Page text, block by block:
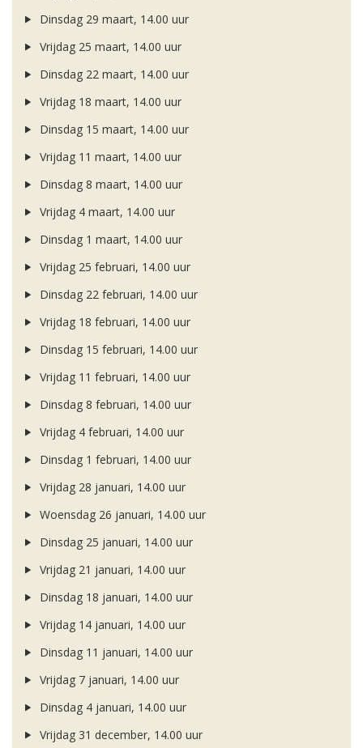
Dinsdag 29 maart, 14.00 uur
Vrijdag 25 maart, 14.00 uur
Dinsdag 22 maart, 14.00 uur
Vrijdag 18 maart, 14.00 uur
Dinsdag 15 maart, 14.00 uur
Vrijdag 11 maart, 14.00 uur
Dinsdag 8 maart, 14.00 uur
Vrijdag 4 maart, 14.00 uur
Dinsdag 1 maart, 14.00 uur
Vrijdag 25 februari, 14.00 uur
Dinsdag 22 februari, 14.00 uur
Vrijdag 18 februari, 14.00 uur
Dinsdag 15 februari, 14.00 uur
Vrijdag 11 februari, 14.00 uur
Dinsdag 8 februari, 14.00 uur
Vrijdag 4 februari, 14.00 uur
Dinsdag 1 februari, 14.00 uur
Vrijdag 28 januari, 14.00 uur
Woensdag 26 januari, 14.00 uur
Dinsdag 25 januari, 14.00 uur
Vrijdag 21 januari, 14.00 uur
Dinsdag 18 januari, 14.00 uur
Vrijdag 14 januari, 14.00 uur
Dinsdag 11 januari, 14.00 uur
Vrijdag 7 januari, 14.00 uur
Dinsdag 4 januari, 14.00 uur
Vrijdag 31 december, 14.00 uur